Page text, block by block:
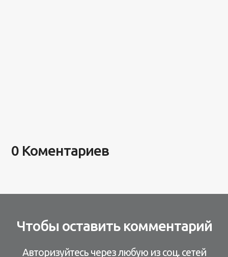
0 Коментариев
Чтобы оставить комментарий
Авторизуйтесь через любую из соц. сетей